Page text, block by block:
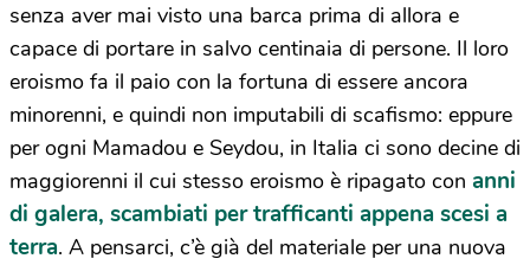
senza aver mai visto una barca prima di allora e
capace di portare in salvo centinaia di persone. Il loro
eroismo fa il paio con la fortuna di essere ancora
minorenni, e quindi non imputabili di scafismo: eppure
per ogni Mamadou e Seydou, in Italia ci sono decine di
maggiorenni il cui stesso eroismo è ripagato con anni
di galera, scambiati per trafficanti appena scesi a
terra. A pensarci, c’è già del materiale per una nuova